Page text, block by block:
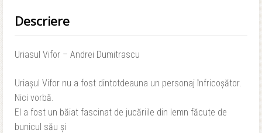
Descriere
Uriasul Vifor – Andrei Dumitrascu
Uriașul Vifor nu a fost dintotdeauna un personaj înfricoșător.
Nici vorbă.
El a fost un băiat fascinat de jucăriile din lemn făcute de
bunicul său și